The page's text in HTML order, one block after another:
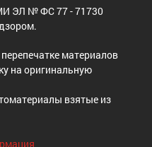
ЭЛ № ФС 77 - 71730
материалов
на оригинальную
взятые из